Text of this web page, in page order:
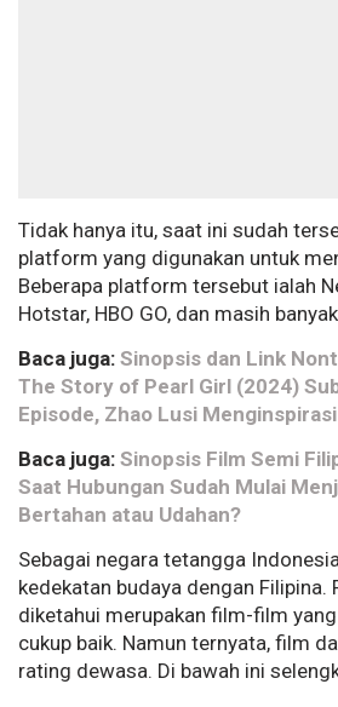
Tidak hanya itu, saat ini sudah
platform yang digunakan untuk
Beberapa platform tersebut ialah
Hotstar, HBO GO, dan masih
Baca juga: Sinopsis dan Link
The Story of Pearl Girl (2024)
Episode, Zhao Lusi
Baca juga: Sinopsis Film Semi
Saat Hubungan Sudah Mulai
Bertahan atau Udahan?
Sebagai negara tetangga
kedekatan budaya dengan Filipina.
diketahui merupakan film-film
cukup baik. Namun ternyata, film
rating dewasa. Di bawah ini